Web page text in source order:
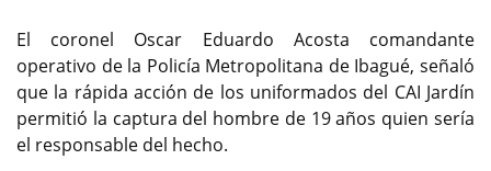
El coronel Oscar Eduardo Acosta comandante
operativo de la Policía Metropolitana de Ibagué, señaló
que la rápida acción de los uniformados del CAI Jardín
permitió la captura del hombre de 19 años quien sería
el responsable del hecho.